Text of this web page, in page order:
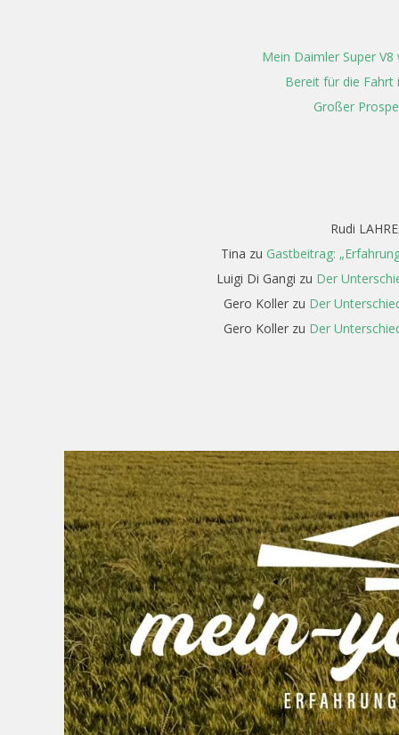
Mein Daimler Super
Bereit für die Fahrt
Großer
Rudi
Tina zu Gastbeitrag:
Luigi Di Gangi zu Der
Gero Kollerzu Der
Gero Kollerzu Der